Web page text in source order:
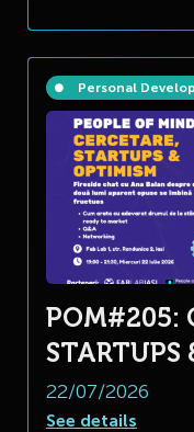
Personal
POM#205:
22/07/2026
See details